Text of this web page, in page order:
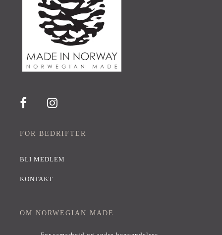
FOR BEDRIFTER
BLI MEDLEM
KONTAKT
OM NORWEGIAN MADE